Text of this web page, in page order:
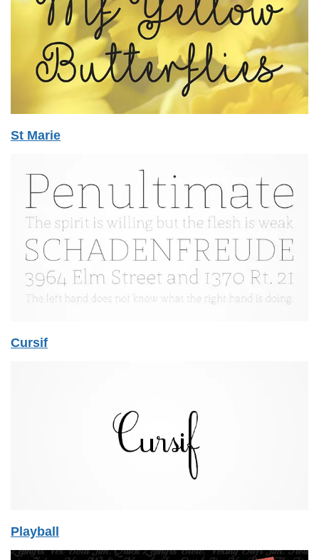
St Marie
Cursif
Playball